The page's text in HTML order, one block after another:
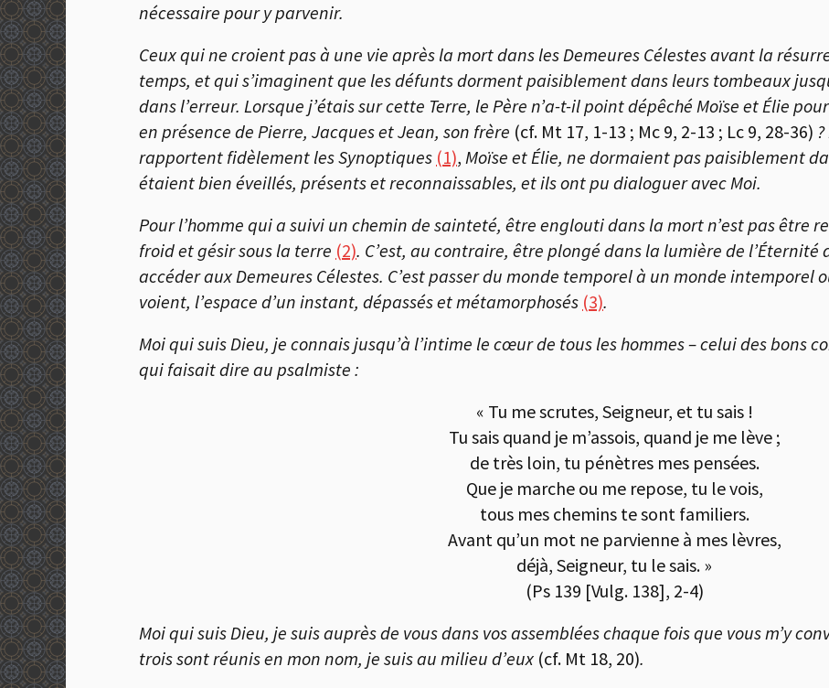
nécessaire pour y parvenir.
Ceux qui ne croient pas à une vie après la mort dans les Demeures Célestes avant la
temps, et qui s’imaginent que les défunts dorment paisiblement dans leurs tombeaux
dans l’erreur. Lorsque j’étais sur cette Terre, le Père n’a-t-il point dépêché Moïse et Élie
en présence de Pierre, Jacques et Jean, son frère (cf. Mt 17, 1-13 ; Mc 9, 2-13 ; Lc 9, 28-36)
rapportent fidèlement les Synoptiques (1), Moïse et Élie, ne dormaient pas paisiblement
étaient bien éveillés, présents et reconnaissables, et ils ont pu dialoguer avec Moi.
Pour l’homme qui a suivi un chemin de sainteté, être englouti dans la mort n’est pas être
froid et gésir sous la terre (2). C’est, au contraire, être plongé dans la lumière de l’Éternité
accéder aux Demeures Célestes. C’est passer du monde temporel à un monde intemporel
voient, l’espace d’un instant, dépassés et métamorphosés (3).
Moi qui suis Dieu, je connais jusqu’à l’intime le cœur de tous les hommes – celui des bons
qui faisait dire au psalmiste :
« Tu me scrutes, Seigneur, et tu sais !
Tu sais quand je m’assois, quand je me lève ;
de très loin, tu pénètres mes pensées.
Que je marche ou me repose, tu le vois,
tous mes chemins te sont familiers.
Avant qu’un mot ne parvienne à mes lèvres,
déjà, Seigneur, tu le sais. »
(Ps 139 [Vulg. 138], 2-4)
Moi qui suis Dieu, je suis auprès de vous dans vos assemblées chaque fois que vous m’y
trois sont réunis en mon nom, je suis au milieu d’eux (cf. Mt 18, 20).